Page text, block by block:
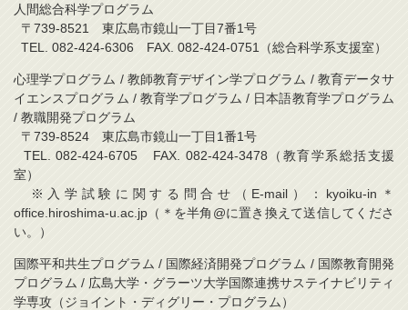
人間総合科学プログラム
〒739-8521 東広島市鏡山一丁目7番1号
TEL. 082-424-6306 FAX. 082-424-0751（総合科学系支援室）
心理学プログラム / 教師教育デザイン学プログラム / 教育データサ
イエンスプログラム / 教育学プログラム / 日本語教育学プログラム
/ 教職開発プログラム
〒739-8524 東広島市鏡山一丁目1番1号
TEL. 082-424-6705 FAX. 082-424-3478（教育学系総括支援
室）
※入学試験に関する問合せ（E-mail）：kyoiku-in＊
office.hiroshima-u.ac.jp（＊を半角@に置き換えて送信してくださ
い。）
国際平和共生プログラム / 国際経済開発プログラム / 国際教育開発
プログラム / 広島大学・グラーツ大学国際連携サステイナビリティ
学専攻（ジョイント・ディグリー・プログラム）